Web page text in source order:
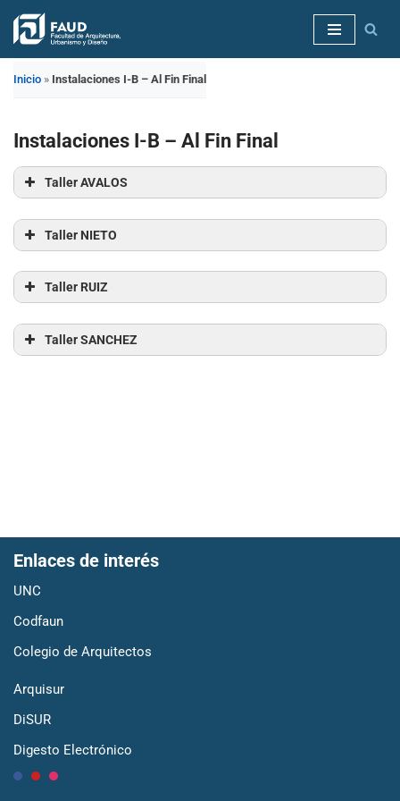
Saltar
Inicio » Instalaciones I-B – Al Fin Final
Instalaciones I-B – Al Fin Final
Taller AVALOS
Taller AVALOS
Taller NIETO
Taller NIETO
Taller RUIZ
Taller RUIZ
Taller SANCHEZ
Enlaces de interés
UNC
Codfaun
Colegio de Arquitectos
Arquisur
DiSUR
Digesto Electrónico